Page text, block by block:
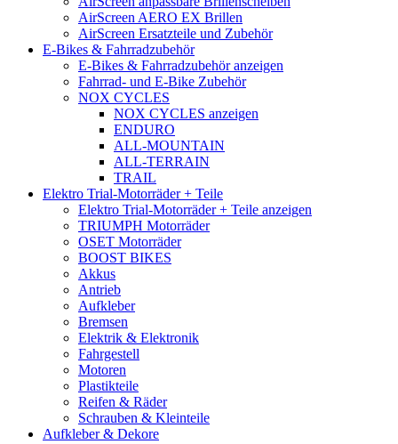
AirScreen AERO EX Brillen
AirScreen Ersatzteile und Zubehör
E-Bikes & Fahrradzubehör
E-Bikes & Fahrradzubehör anzeigen
Fahrrad- und E-Bike Zubehör
NOX CYCLES
NOX CYCLES anzeigen
ENDURO
ALL-MOUNTAIN
ALL-TERRAIN
TRAIL
Elektro Trial-Motorräder + Teile
Elektro Trial-Motorräder + Teile anzeigen
TRIUMPH Motorräder
OSET Motorräder
BOOST BIKES
Akkus
Antrieb
Aufkleber
Bremsen
Elektrik & Elektronik
Fahrgestell
Motoren
Plastikteile
Reifen & Räder
Schrauben & Kleinteile
Aufkleber & Dekore